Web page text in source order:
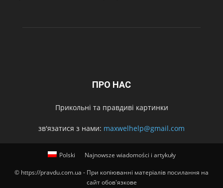
ПРО НАС
Прикольні та правдиві картинки
зв'язатися з нами: maxwelhelp@gmail.com
Polski Najnowsze wiadomości i artykuły
© https://pravdu.com.ua - При копіюванні матеріалів посилання на
сайт обов'язкове